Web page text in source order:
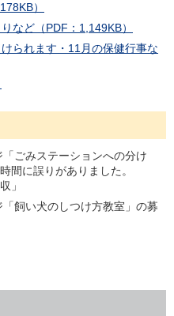
）
など（PDF：1,149KB）
られます・11月の保健行事な
ごみステーションへの分け
間に誤りがありました。
」
飼い犬のしつけ方教室」の募